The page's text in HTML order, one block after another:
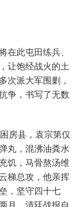
在此屯田练兵、
让饱经战火的土
次派大军围剿，
争，书写了无数
房县，袁宗第仅
丸，混沸油粪水
饥，马骨熬汤维
梯总攻，他亲挥
，坚守四十七
月，清廷战报自